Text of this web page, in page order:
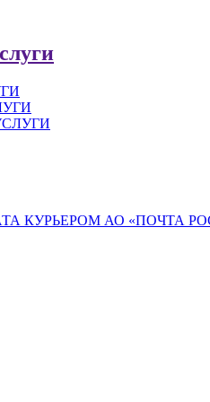
КУРЬЕРОМ АО «ПОЧТА